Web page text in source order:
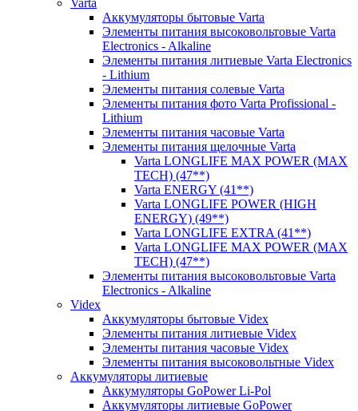
Varta
Аккумуляторы бытовые Varta
Элементы питания высоковольтовые Varta
Electronics - Alkaline
Элементы питания литиевые Varta Electronics
- Lithium
Элементы питания солевые Varta
Элементы питания фото Varta Profissional -
Lithium
Элементы питания часовые Varta
Элементы питания щелочные Varta
Varta LONGLIFE MAX POWER (MAX
TECH) (47**)
Varta ENERGY (41**)
Varta LONGLIFE POWER (HIGH
ENERGY) (49**)
Varta LONGLIFE EXTRA (41**)
Varta LONGLIFE MAX POWER (MAX
TECH) (47**)
Элементы питания высоковольтовые Varta
Electronics - Alkaline
Videx
Аккумуляторы бытовые Videx
Элементы питания литиевые Videx
Элементы питания часовые Videx
Элементы питания высоковольтные Videx
Аккумуляторы литиевые
Аккумуляторы GoPower Li-Pol
Аккумуляторы литиевые GoPower